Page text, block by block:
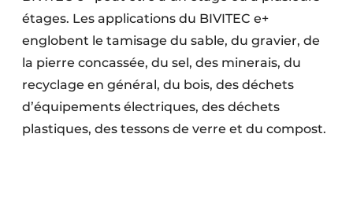
étages. Les applications du BIVITEC e+
englobent le tamisage du sable, du gravier, de
la pierre concassée, du sel, des minerais, du
recyclage en général, du bois, des déchets
d’équipements électriques, des déchets
plastiques, des tessons de verre et du compost.